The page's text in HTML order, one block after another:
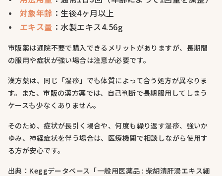
対象年齢 ：生後4ヶ月以上
エキス量 ：水製エキス4.56g
市販薬は通院不要で購入できるメリットがありますが、長期間
の服用や症状が強い場合は注意が必要です。
漢方薬は、同じ「湿疹」でも体質によって合う処方が異なりま
す。また、市販の漢方薬では、自己判断で長期服用してしまう
ケースも少なくありません。
そのため、症状が長引く場合や、何度も繰り返す湿疹、強いか
ゆみ、神経症状を伴う場合は、医療機関で相談しながら使用す
る方が安心です。
出典：Keggデータベース「一般用医薬品 : 柴胡清肝湯エキス細